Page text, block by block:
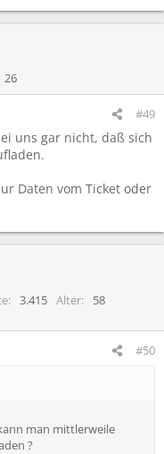
26
#49
uns gar nicht, daß sich
Daten vom Ticket oder
3.415 Alter
58
#50
man mittlerweile
?